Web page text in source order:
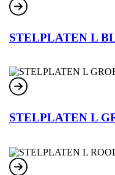
STELPLATEN L
STELPLATEN L